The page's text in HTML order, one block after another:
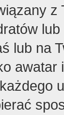
z
lub na